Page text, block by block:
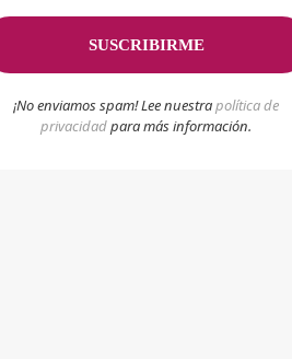
¡No enviamos spam! Lee nuestrapolítica de
privacidadpara más información.